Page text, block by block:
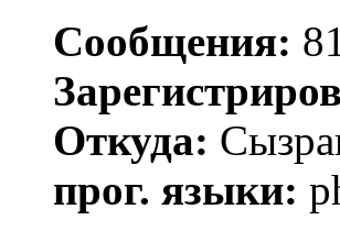
Сообщения:
Откуда:
прог. языки: